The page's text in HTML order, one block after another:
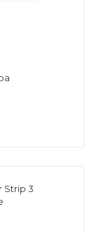
Strip 3